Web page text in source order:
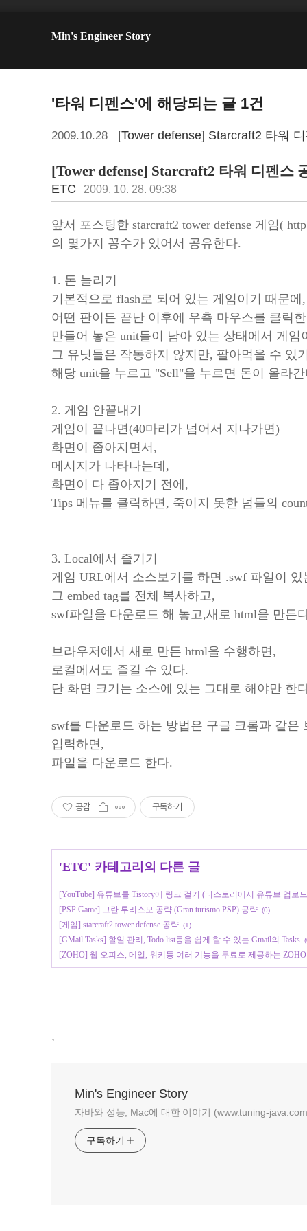
Min's Engineer Story
'타워 디펜스'에 해당되는 글 1건
2009.10.28 [Tower defense] Starcraft2 타워
[Tower defense] Starcraft2 타워 디펜스
ETC 2009. 10. 28. 09:38
앞서 포스팅한 starcraft2 tower defense 게임(
의 몇가지 꽁수가 있어서 공유한다.
1. 돈 늘리기
기본적으로 flash로 되어 있는 게임이기 때문에,
어떤 판이든 끝난 이후에 우측 마우스를 클릭
만들어 놓은 unit들이 남아 있는 상태에서 게임
그 유닛들은 작동하지 않지만, 팔아먹을 수 있
해당 unit을 누르고 "Sell"을 누르면 돈이 올라
2. 게임 안끝내기
게임이 끝나면(40마리가 넘어서 지나가면)
화면이 좁아지면서,
메시지가 나타나는데,
화면이 다 좁아지기 전에,
Tips 메뉴를 클릭하면, 죽이지 못한 넘들의
3. Local에서 즐기기
게임 URL에서 소스보기를 하면 .swf 파일이
그 embed tag를 전체 복사하고,
swf파일을 다운로드 해 놓고,새로 html을 만든
브라우저에서 새로 만든 html을 수행하면,
로컬에서도 즐길 수 있다.
단 화면 크기는 소스에 있는 그대로 해야만 한
swf를 다운로드 하는 방법은 구글 크롬과 같은
입력하면,
파일을 다운로드 한다.
공감 구독하기
'ETC' 카테고리의 다른 글
[YouTube] 유튜브를 Tistory에 링크 걸기 (티스토리에서 유튜브 업로
[PSP Game] 그란 투리스모 공략 (Gran turismo PSP) 공략 (0)
[게임] starcraft2 tower defense 공략 (1)
[GMail Tasks] 할일 관리, Todo list등을 쉽게 할 수 있는 Gmail의 Tasks
[ZOHO] 웹 오피스, 메일, 위키등 여러 기능을 무료로 제공하는
,
Min's Engineer Story
자바와 성능, Mac에 대한 이야기 (www.tuning-
구독하기